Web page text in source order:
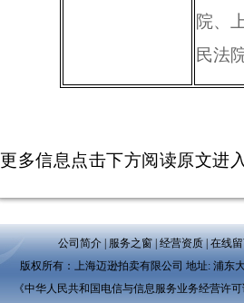
院、
民法
更多信息点击下方阅读原文进
公司简介|服务之窗|经营资质|在线
版权所有：上海迈逊拍卖有限公司 地址: 浦东
《中华人民共和国电信与信息服务业务经营许